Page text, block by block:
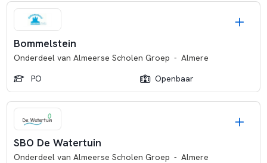
Bommelstein
Onderdeel van Almeerse Scholen Groep - Almere
PO
Openbaar
SBO De Watertuin
Onderdeel van Almeerse Scholen Groep - Almere